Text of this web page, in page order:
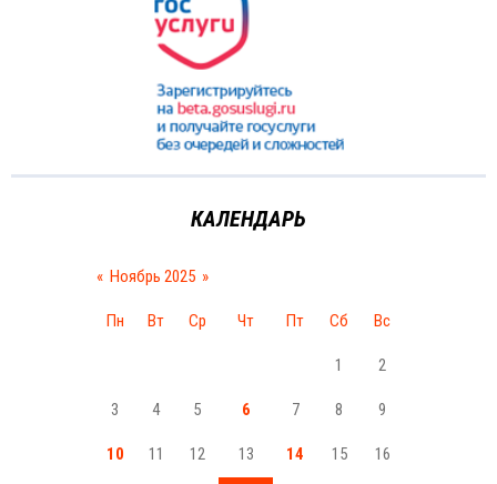
КАЛЕНДАРЬ
« Ноябрь 2025 »
Пн Вт Ср Чт Пт Сб Вс
1 2
3 4 5 6 7 8 9
10 11 12 13 14 15 16